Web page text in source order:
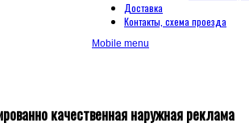
Доставка
Контакты, схема проезда
Mobile menu
качественная наружная реклама